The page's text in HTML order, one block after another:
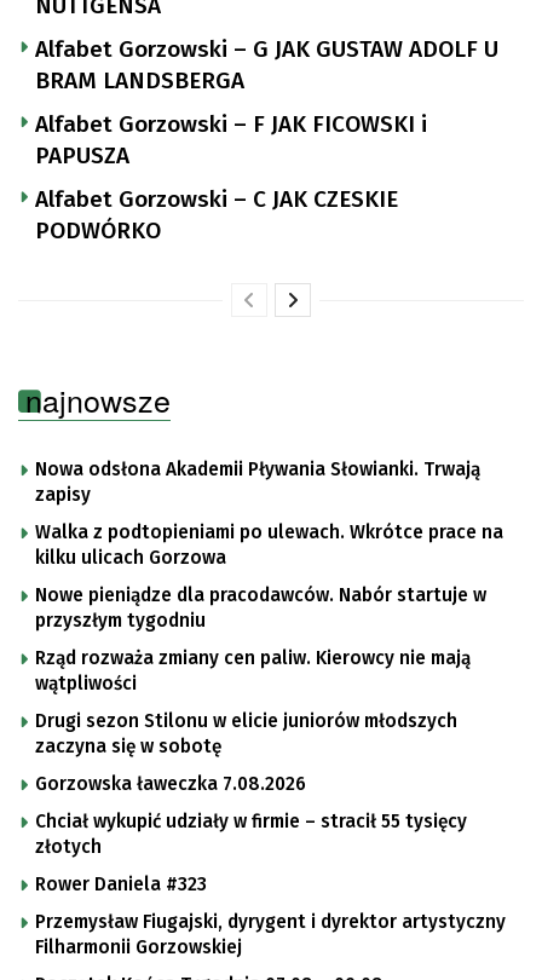
NUTTGENSA
Alfabet Gorzowski – G JAK GUSTAW ADOLF U
BRAM LANDSBERGA
Alfabet Gorzowski – F JAK FICOWSKI i
PAPUSZA
Alfabet Gorzowski – C JAK CZESKIE
PODWÓRKO
najnowsze
Nowa odsłona Akademii Pływania Słowianki. Trwają
zapisy
Walka z podtopieniami po ulewach. Wkrótce prace na
kilku ulicach Gorzowa
Nowe pieniądze dla pracodawców. Nabór startuje w
przyszłym tygodniu
Rząd rozważa zmiany cen paliw. Kierowcy nie mają
wątpliwości
Drugi sezon Stilonu w elicie juniorów młodszych
zaczyna się w sobotę
Gorzowska ławeczka 7.08.2026
Chciał wykupić udziały w firmie – stracił 55 tysięcy
złotych
Rower Daniela #323
Przemysław Fiugajski, dyrygent i dyrektor artystyczny
Filharmonii Gorzowskiej